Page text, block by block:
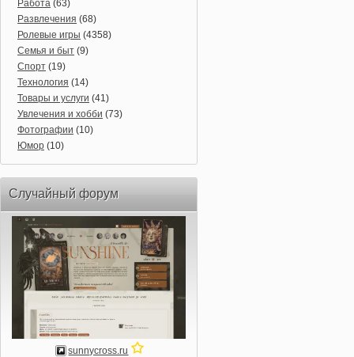
Работа (63)
Развлечения (68)
Ролевые игры (4358)
Семья и быт (9)
Спорт (19)
Технология (14)
Товары и услуги (41)
Увлечения и хобби (73)
Фотографии (10)
Юмор (10)
Случайный форум
sunnycross.ru